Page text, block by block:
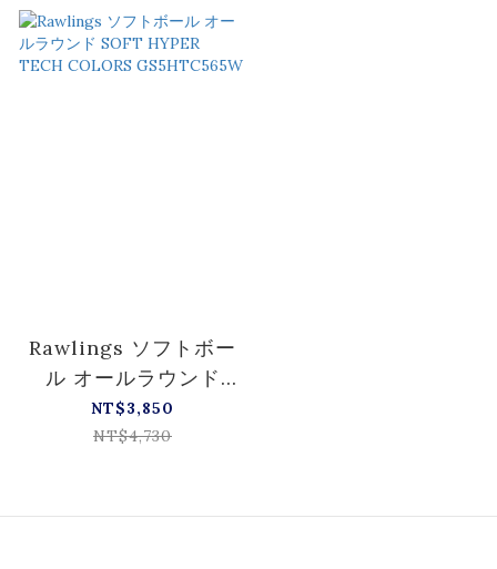
Rawlings ソフトボー
ル オールラウンド
SOFT HYPER TECH
COLORS
NT$3,850
NT$4,730